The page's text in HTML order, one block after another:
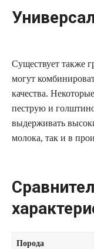
Существует также
могут
качества.
пеструю и
выдерживать
молока, так и в
Порода